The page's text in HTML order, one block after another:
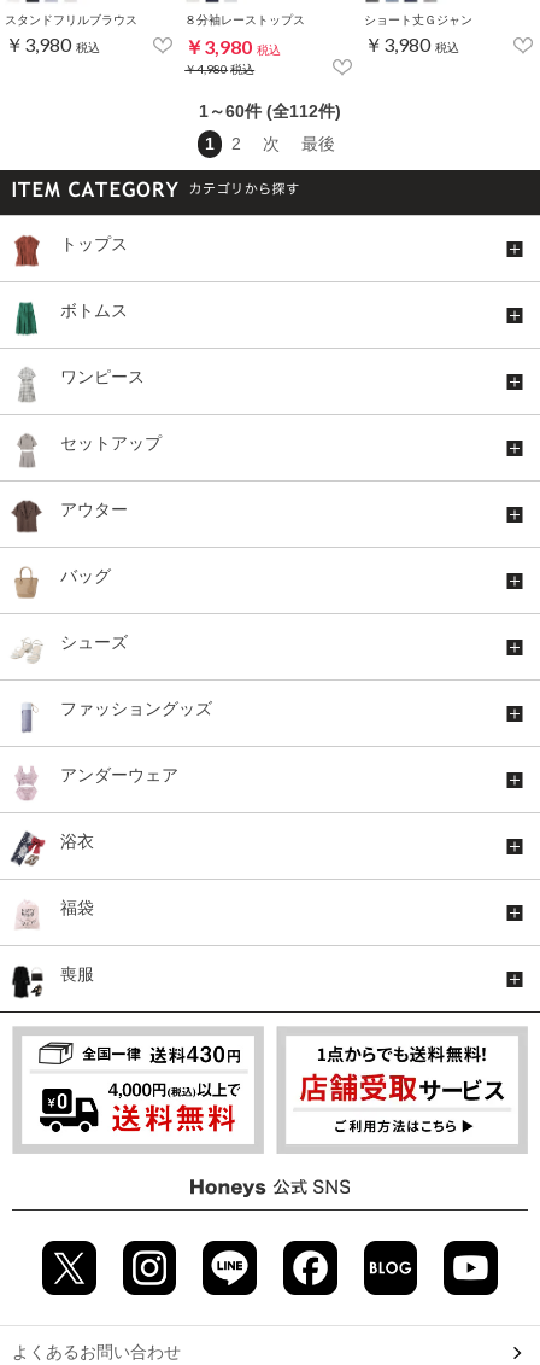
スタンドフリルブラウス
￥3,980 税込
８分袖レーストップス
￥3,980 税込
￥4,980税込
ショート丈Ｇジャン
￥3,980 税込
1～60件 (全112件)
1
2 次 最後
トップス
ボトムス
ワンピース
セットアップ
アウター
バッグ
シューズ
ファッショングッズ
アンダーウェア
浴衣
福袋
喪服
よくあるお問い合わせ